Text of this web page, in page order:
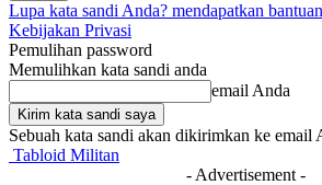
Lupa kata sandi Anda? mendapatkan bantuan
Kebijakan Privasi
Pemulihan password
Memulihkan kata sandi anda
email Anda
Sebuah kata sandi akan dikirimkan ke email
Tabloid Militan
- Advertisement -